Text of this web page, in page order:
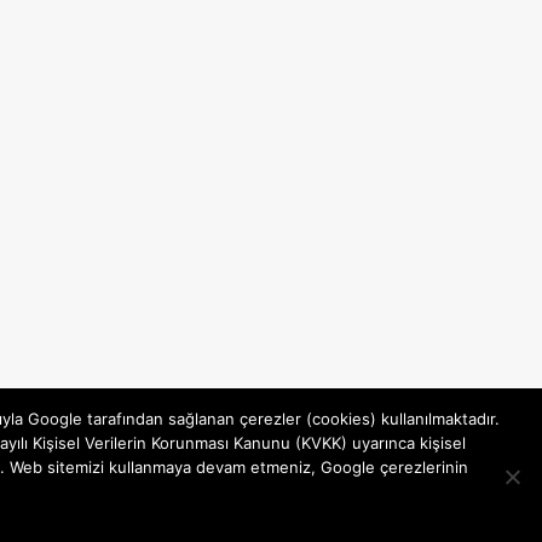
Google tarafından sağlanan çerezler (cookies) kullanılmaktadır.
Kişisel Verilerin Korunması Kanunu (KVKK) uyarınca kişisel
Web sitemizi kullanmaya devam etmeniz, Google çerezlerinin